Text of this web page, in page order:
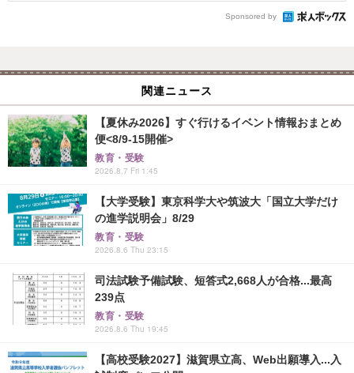
Sponsored by
関連ニュース
【夏休み2026】すぐ行けるイベント情報おまとめ
便<8/9-15開催>
教育・受験
2026.8.7 Fri 1:45
【大学受験】東京科学大や筑波大「国立大学だけ
の進学説明会」8/29
教育・受験
2026.8.6 Thu 23:15
司法試験予備試験、短答式2,668人が合格...最高
239点
教育・受験
2026.8.6 Thu 19:45
【高校受験2027】滋賀県立高、Web出願導入...入